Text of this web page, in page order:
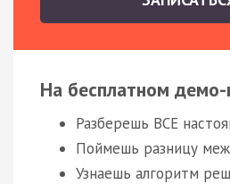
На бесплатном
Разберешь ВСЕ
Поймешь разницу
Узнаешь алгоритм